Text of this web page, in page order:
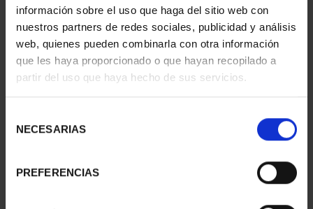
información sobre el uso que haga del sitio web con
nuestros partners de redes sociales, publicidad y análisis
web, quienes pueden combinarla con otra información
que les haya proporcionado o que hayan recopilado a
partir del uso que haya hecho de sus servicios.
NECESARIAS
PREFERENCIAS
140,00 €